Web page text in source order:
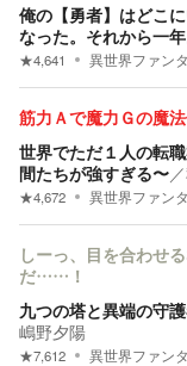
俺の【勇者】はどこ
なった。それから一
★4,641 異世界ファン
筋力Ａで魔力Ｇの魔
世界でただ１人の転
間たちが強すぎる〜／
★4,672 異世界ファン
しーっ、目を合わせ
だ……！
九つの塔と異端の守
嶋野夕陽
★7,612 異世界ファン